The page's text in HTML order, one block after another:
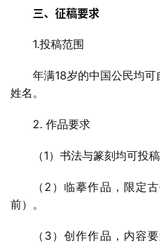
三、征稿要求
1.投稿范围
年满18岁的中国公民均
姓名。
2. 作品要求
（1）书法与篆刻均可投
（ 2 ）临摹作品，限定
前）。
（ 3 ）创作作品，内容